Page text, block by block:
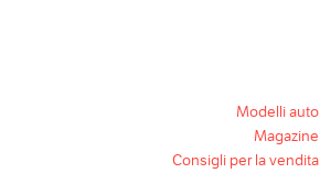
Modelli auto
Magazine
Consigli per la vendita